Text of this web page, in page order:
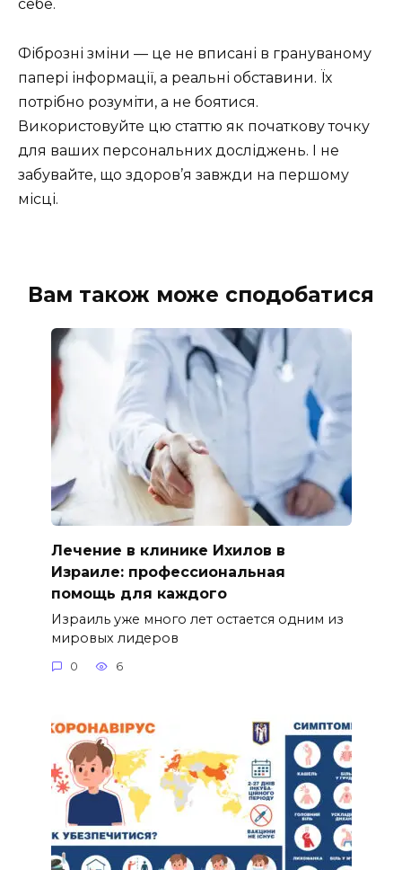
себе.
Фіброзні зміни — це не вписані в грануваному
папері інформації, а реальні обставини. Їх
потрібно розуміти, а не боятися.
Використовуйте цю статтю як початкову точку
для ваших персональних досліджень. І не
забувайте, що здоров’я завжди на першому
місці.
Вам також може сподобатися
Лечение в клинике Ихилов в
Израиле: профессиональная
помощь для каждого
Израиль уже много лет остается одним из
мировых лидеров
0 6